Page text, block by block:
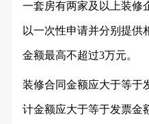
一套房有两家及以上装修
以一次性申请并分别提供
金额最高不超过3万元。
装修合同金额应大于等于
计金额应大于等于发票金